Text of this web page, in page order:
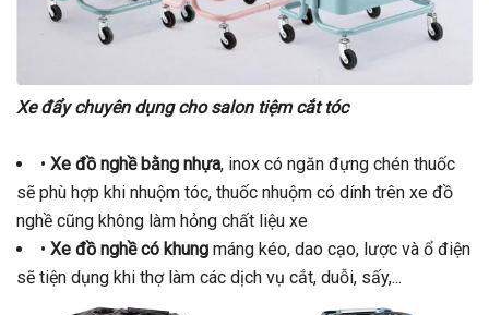
Xe đẩy chuyên dụng cho salon tiệm cắt tóc
• Xe đồ nghề bằng nhựa, inox có ngăn đựng chén thuốc
sẽ phù hợp khi nhuộm tóc, thuốc nhuộm có dính trên xe đồ
nghề cũng không làm hỏng chất liệu xe
• Xe đồ nghề có khung máng kéo, dao cạo, lược và ổ điện
sẽ tiện dụng khi thợ làm các dịch vụ cắt, duỗi, sấy,...